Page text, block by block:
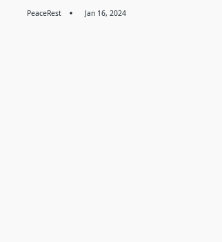
PeaceRest Jan 16, 2024